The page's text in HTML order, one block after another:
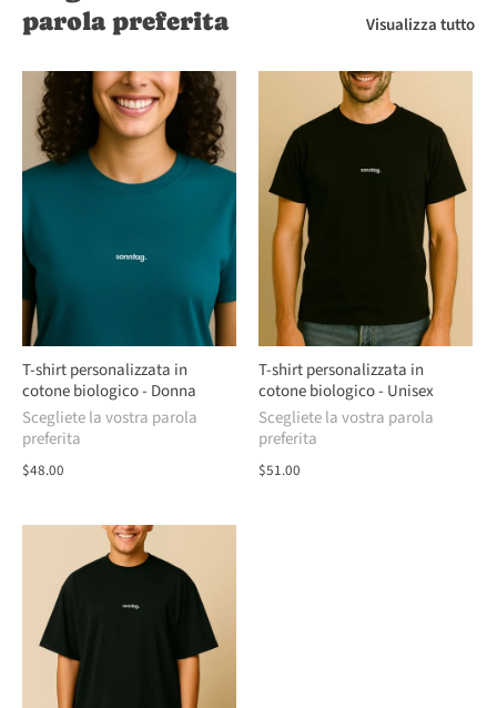
parola preferita
Visualizza tutto
T-shirt personalizzata in
cotone biologico - Donna
Scegliete la vostra parola
preferita
$48.00
T-shirt personalizzata in
cotone biologico - Unisex
Scegliete la vostra parola
preferita
$51.00